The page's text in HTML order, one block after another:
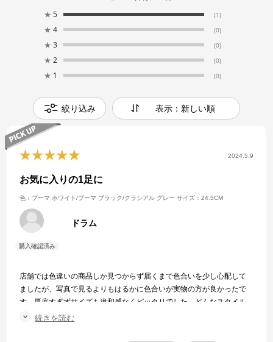
★ 5 (1)
★ 4 (0)
★ 3 (0)
★ 2 (0)
★ 1 (0)
絞り込み 表示：新しい順
2024.5.9
お気に入りの1足に
色：プーマ ホワイト/プーマ ブラック/グラシアル グレー サイズ：24.5CM
ドラム
店舗では色違いの商品しか見つからず届くまで色合いを少し心配して
ましたが、写真で見るよりもはるかに色合いが実物の方が良かったで
す。厚底すぎずサイズも違和感なくピッタリでした。どんなスタイル
にも合わせれそうでかなりお気に入りの1足になりました。購入してよ
続きを読む